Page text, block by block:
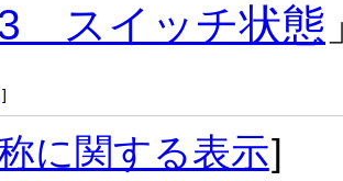
スイッチ状態
]
に関する表示]